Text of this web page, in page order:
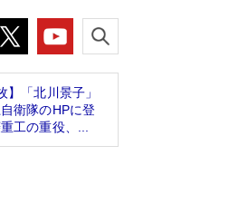
】「北川景子」
衛隊のHPに登
工の重役、...